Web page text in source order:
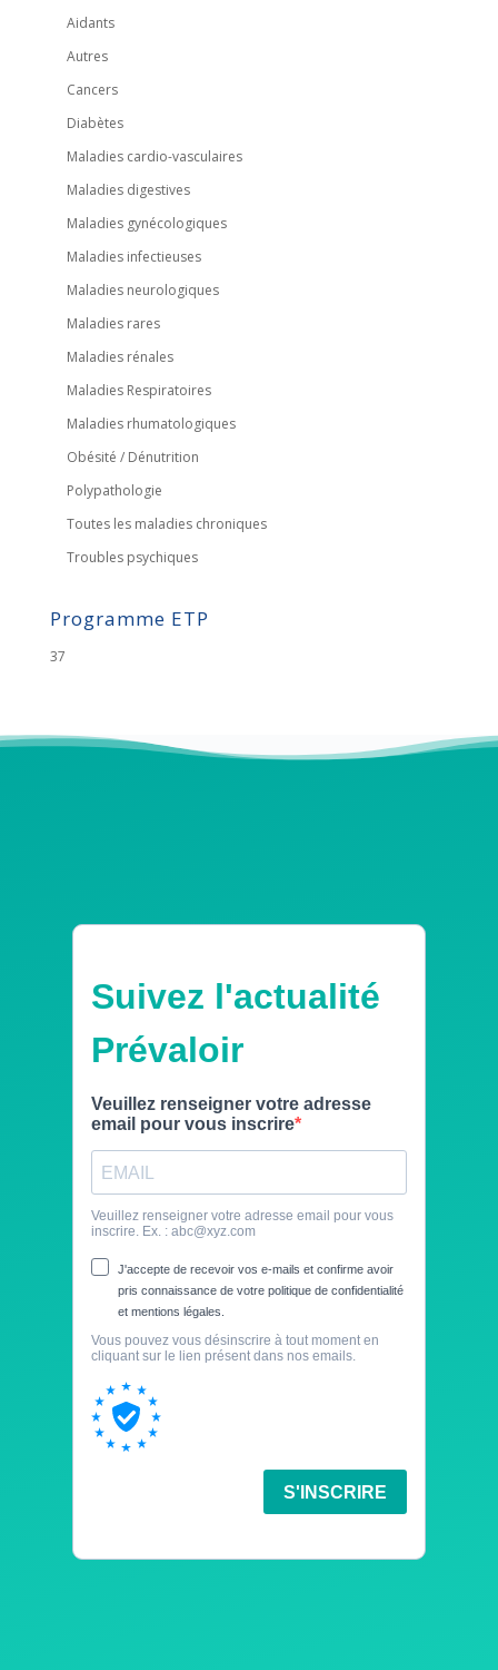
Aidants
Autres
Cancers
Diabètes
Maladies cardio-vasculaires
Maladies digestives
Maladies gynécologiques
Maladies infectieuses
Maladies neurologiques
Maladies rares
Maladies rénales
Maladies Respiratoires
Maladies rhumatologiques
Obésité / Dénutrition
Polypathologie
Toutes les maladies chroniques
Troubles psychiques
Programme ETP
37